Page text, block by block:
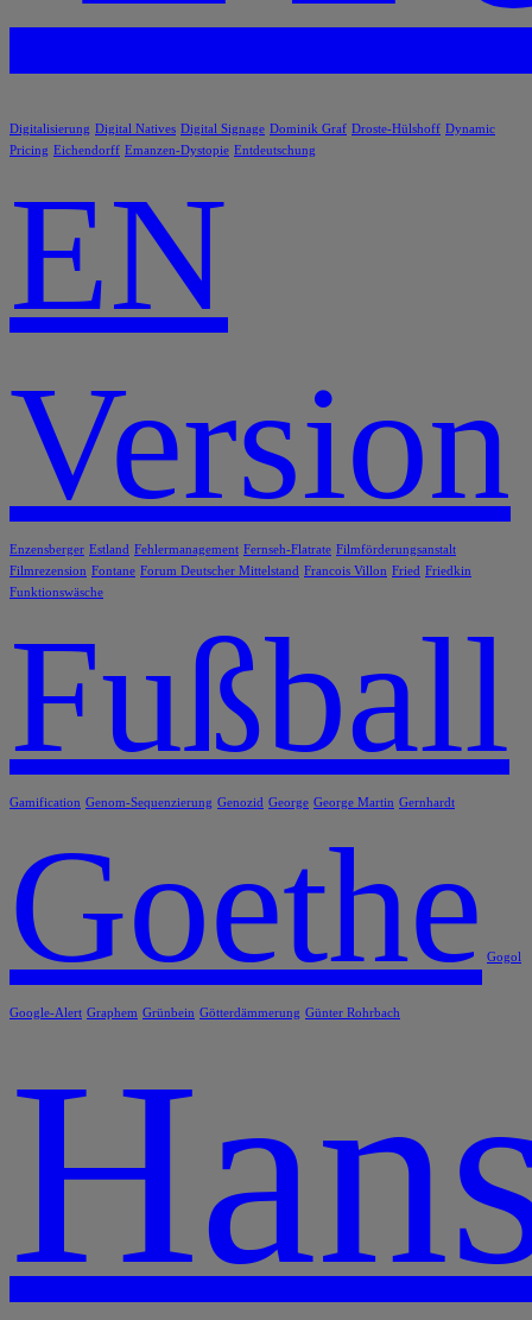
Digitalisierung Digital Natives Digital Signage Dominik Graf Droste-Hülshoff Dynamic
Pricing Eichendorff Emanzen-Dystopie Entdeutschung
EN
Version
Enzensberger Estland Fehlermanagement Fernseh-Flatrate Filmförderungsanstalt
Filmrezension Fontane Forum Deutscher Mittelstand Francois Villon Fried Friedkin
Funktionswäsche
Fußball
Gamification Genom-Sequenzierung Genozid George George Martin Gernhardt
Goethe Gogol
Google-Alert Graphem Grünbein Götterdämmerung Günter Rohrbach